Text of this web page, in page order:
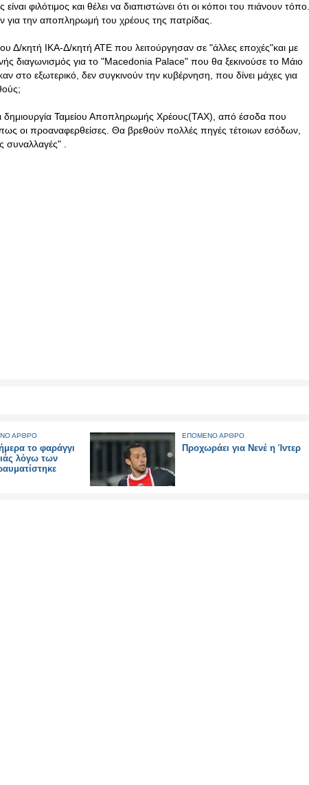
φιλότιμος και θέλει να διαπιστώνει ότι οι κόποι του πιάνουν τόπο.
για την αποπληρωμή του χρέους της πατρίδας.
Δ/κητή ΙΚΑ-Δ/κητή ΑΤΕ που λειτούργησαν σε "άλλες εποχές"και με
διαγωνισμός για το "Macedonia Palace" που θα ξεκινούσε το Μάιο
στο εξωτερικό, δεν συγκινούν την κυβέρνηση, που δίνει μάχες για
δημιουργία Ταμείου Αποπληρωμής Χρέους(ΤΑΧ), από έσοδα που
οι προαναφερθείσες. Θα βρεθούν πολλές πηγές τέτοιων εσόδων,
.
ΑΡΘΡΟ
το φαράγγι
λόγω των
ΕΠΟΜΕΝΟ ΑΡΘΡΟ
Προχωράει για Νενέ η Ίντερ